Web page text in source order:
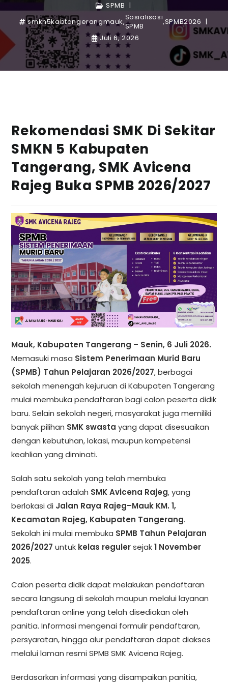
SPMB
smkn5kabtangerangmauk,Sosialisasi
SPMB
,SPMB2026
Juli 6, 2026
Rekomendasi SMK Di Sekitar
SMKN 5 Kabupaten
Tangerang, SMK Avicena
Rajeg Buka SPMB 2026/2027
Mauk, Kabupaten Tangerang – Senin, 6 Juli 2026.
Memasuki masa Sistem Penerimaan Murid Baru
(SPMB) Tahun Pelajaran 2026/2027, berbagai
sekolah menengah kejuruan di Kabupaten Tangerang
mulai membuka pendaftaran bagi calon peserta didik
baru. Selain sekolah negeri, masyarakat juga memiliki
banyak pilihan SMK swasta yang dapat disesuaikan
dengan kebutuhan, lokasi, maupun kompetensi
keahlian yang diminati.
Salah satu sekolah yang telah membuka
pendaftaran adalah SMK Avicena Rajeg, yang
berlokasi di Jalan Raya Rajeg–Mauk KM. 1,
Kecamatan Rajeg, Kabupaten Tangerang.
Sekolah ini mulai membuka SPMB Tahun Pelajaran
2026/2027 untuk kelas regulersejak1 November
2025.
Calon peserta didik dapat melakukan pendaftaran
secara langsung di sekolah maupun melalui layanan
pendaftaran online yang telah disediakan oleh
panitia. Informasi mengenai formulir pendaftaran,
persyaratan, hingga alur pendaftaran dapat diakses
melalui laman resmi SPMB SMK Avicena Rajeg.
Berdasarkan informasi yang disampaikan panitia,